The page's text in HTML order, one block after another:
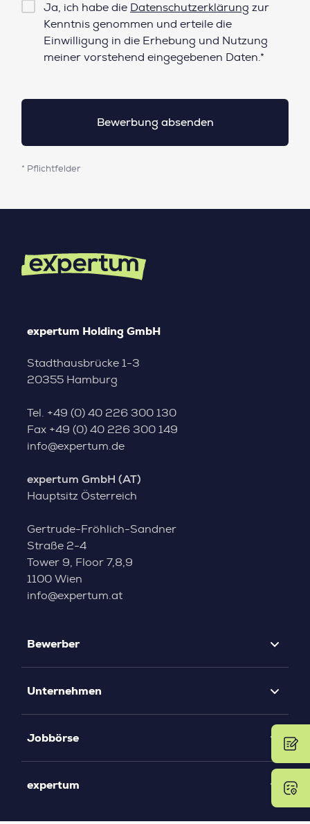
Checkbox
Datenschutz*
Ja, ich habe die Datenschutzerklärung zur
Kenntnis genommen und erteile die
Einwilligung in die Erhebung und Nutzung
meiner vorstehend eingegebenen Daten.*
* Pflichtfelder
expertum Holding GmbH
Stadthausbrücke 1-3
20355 Hamburg
Tel. +49 (0) 40 226 300 130
Fax +49 (0) 40 226 300 149
info@expertum.de
expertum GmbH (AT)
Hauptsitz Österreich
Gertrude-Fröhlich-Sandner
Straße 2-4
Tower 9, Floor 7,8,9
1100 Wien
info@expertum.at
Bewerber
Unternehmen
Jobbörse
expertum